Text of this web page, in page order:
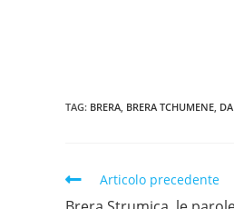
TAG: BRERA, BRERA TCHUMENE,
Articolo precedente